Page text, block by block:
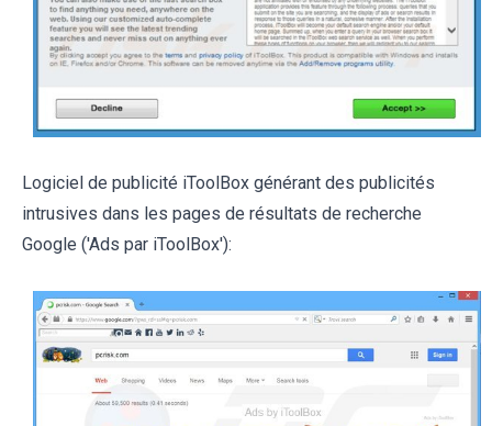
Logiciel de publicité iToolBox générant des publicités
intrusives dans les pages de résultats de recherche
Google ('Ads par iToolBox'):